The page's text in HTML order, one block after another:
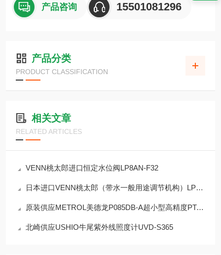
产品咨询 15501081296
产品分类
PRODUCT CLASSIFICATION
相关文章
RELATED ARTICLES
VENN桃太郎进口恒定水位阀LP8AN-F32
日本进口VENN桃太郎（带水一般用途调节机构）LP9HN-F40恒水位阀
原装供应METROL美德龙P085DB-A超小型高精度PT-接触式传感器
北崎供应USHIO牛尾紫外线照度计UVD-S365